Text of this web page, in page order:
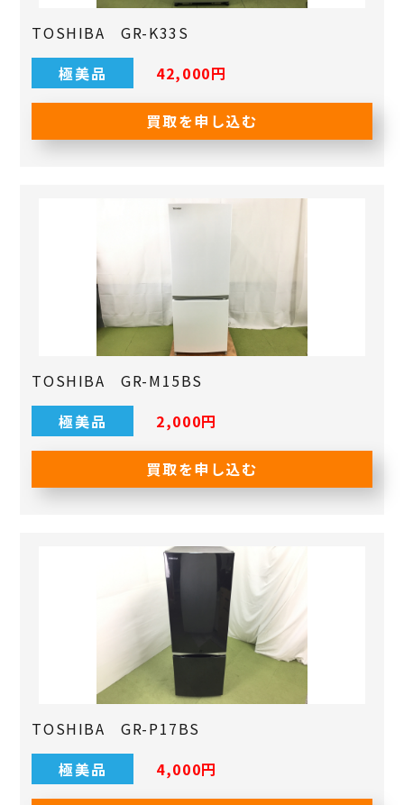
TOSHIBA GR-K33S
極美品
42,000円
買取を申し込む
TOSHIBA GR-M15BS
極美品
2,000円
買取を申し込む
TOSHIBA GR-P17BS
極美品
4,000円